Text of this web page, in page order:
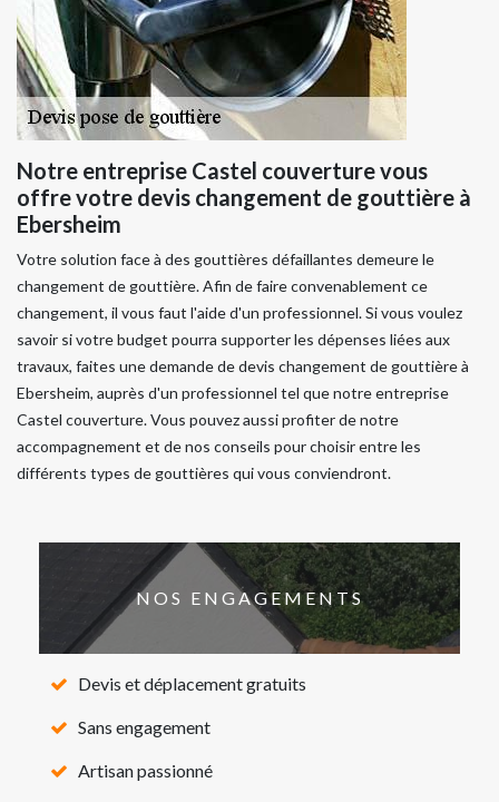
Notre entreprise Castel couverture vous
offre votre devis changement de gouttière à
Ebersheim
Votre solution face à des gouttières défaillantes demeure le
changement de gouttière. Afin de faire convenablement ce
changement, il vous faut l'aide d'un professionnel. Si vous voulez
savoir si votre budget pourra supporter les dépenses liées aux
travaux, faites une demande de devis changement de gouttière à
Ebersheim, auprès d'un professionnel tel que notre entreprise
Castel couverture. Vous pouvez aussi profiter de notre
accompagnement et de nos conseils pour choisir entre les
différents types de gouttières qui vous conviendront.
NOS ENGAGEMENTS
Devis et déplacement gratuits
Sans engagement
Artisan passionné